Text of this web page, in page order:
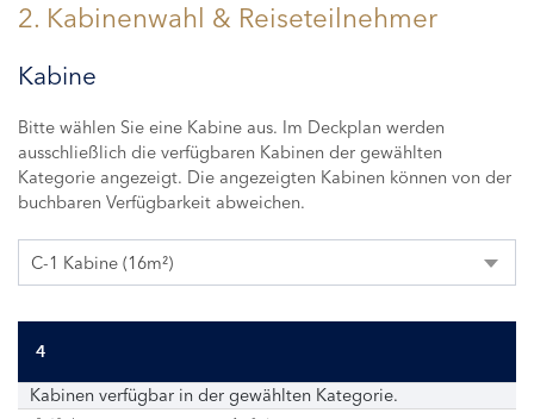
2. Kabinenwahl & Reiseteilnehmer
Kabine
Bitte wählen Sie eine Kabine aus. Im Deckplan werden
ausschließlich die verfügbaren Kabinen der gewählten
Kategorie angezeigt. Die angezeigten Kabinen können von der
buchbaren Verfügbarkeit abweichen.
C-1 Kabine (16m²)
4
Kabinen verfügbar in der gewählten Kategorie.